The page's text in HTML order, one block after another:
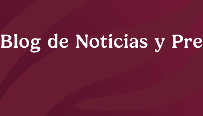
Blog de Noticias y